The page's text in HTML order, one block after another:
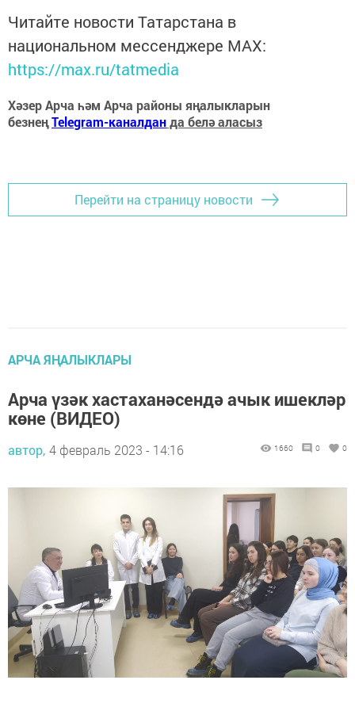
Читайте новости Татарстана в
национальном мессенджере MАХ:
https://max.ru/tatmedia
Хәзер Арча һәм Арча районы яңалыкларын
безнеңTelegram-каналданда белә аласыз
Перейти на страницу новости
АРЧА ЯҢАЛЫКЛАРЫ
Арча үзәк хастаханәсендә ачык ишекләр
көне (ВИДЕО)
автор, 4 февраль 2023 - 14:16 1660 0 0